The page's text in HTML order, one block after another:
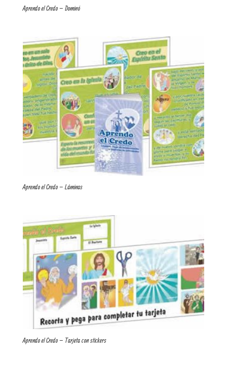
Aprendo el Credo – Dominó
Aprendo el Credo – Láminas
Aprendo el Credo – Tarjeta con stickers